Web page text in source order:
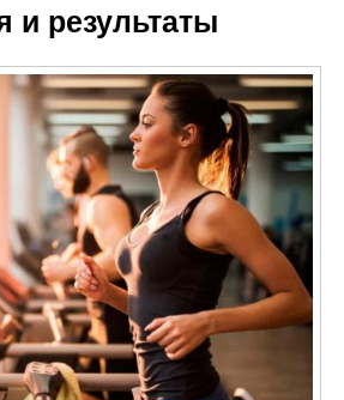
и результаты